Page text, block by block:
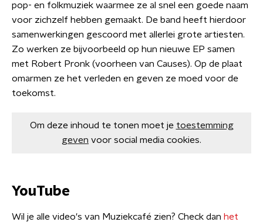
pop- en folkmuziek waarmee ze al snel een goede naam
voor zichzelf hebben gemaakt. De band heeft hierdoor
samenwerkingen gescoord met allerlei grote artiesten.
Zo werken ze bijvoorbeeld op hun nieuwe EP samen
met Robert Pronk (voorheen van Causes). Op de plaat
omarmen ze het verleden en geven ze moed voor de
toekomst.
Om deze inhoud te tonen moet je toestemming
geven voor social media cookies.
YouTube
Wil je alle video's van Muziekcafé zien? Check dan het